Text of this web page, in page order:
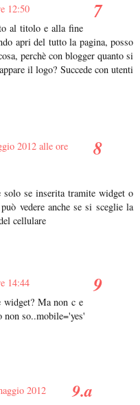
12:50
al titolo e alla fine
apri del tutto la pagina, posso
perchè con blogger quanto si
il logo? Succede con utenti
2012 alle ore
se inserita tramite widget o
vedere anche se si sceglie la
cellulare
14:44
Ma non c e
so..mobile='yes'
2012